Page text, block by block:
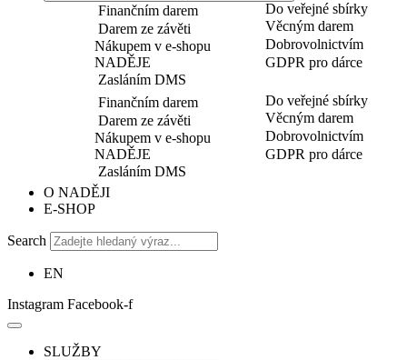
Finančním darem
Darem ze závěti
Nákupem v e-shopu
NADĚJE
Zasláním DMS
Do veřejné sbírky
Věcným darem
Dobrovolnictvím
GDPR pro dárce
Finančním darem
Darem ze závěti
Nákupem v e-shopu
NADĚJE
Zasláním DMS
Do veřejné sbírky
Věcným darem
Dobrovolnictvím
GDPR pro dárce
O NADĚJI
E-SHOP
Search
EN
Instagram Facebook-f
SLUŽBY